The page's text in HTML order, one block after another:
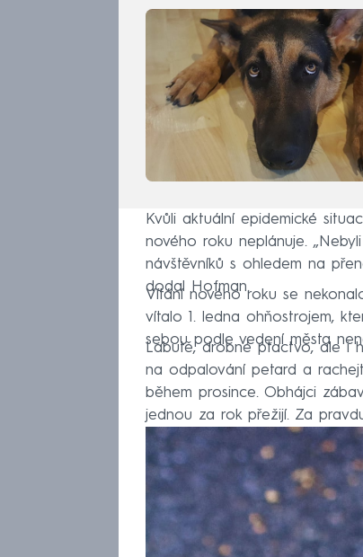
Kvůli aktuální epidemické
nového roku neplánuje.
návštěvníků s ohledem na
dodal Hofman.
Vítání nového roku se
vítalo 1. ledna ohňostrojem,
sebou podle vedení města
Labutě, drobné ptactvo, ale i
na odpalování petard a
během prosince. Obhájci
jednou za rok přežijí. Za